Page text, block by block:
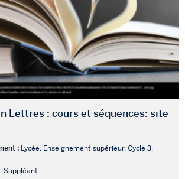
Lettres : cours et séquences: site
:Lycée, Enseignement supérieur, Cycle 3,
Suppléant